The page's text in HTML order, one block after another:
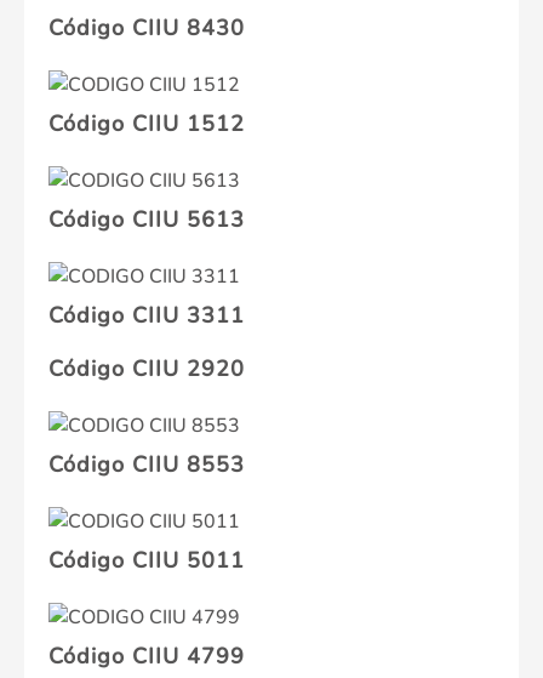
Código CIIU 8430
Código CIIU 1512
Código CIIU 5613
Código CIIU 3311
Código CIIU 2920
Código CIIU 8553
Código CIIU 5011
Código CIIU 4799